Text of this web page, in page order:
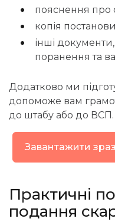
пояснення про
копія
інші
поранення та
Додатково ми
допоможе вам
до штабу або до ВСП.
Завантажити
Практичні
подання